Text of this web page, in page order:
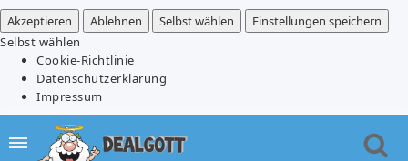
Akzeptieren
Ablehnen Selbst wählen
Einstellungen speichern
Selbst wählen
Cookie-Richtlinie
Datenschutzerklärung
Impressum